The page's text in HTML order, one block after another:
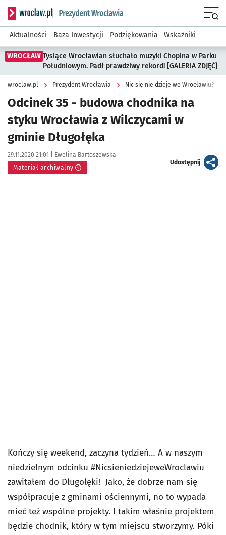
Serwis informacyjny wroclaw.pl podserwis: Prezydent
Aktualności Baza Inwestycji Podziękowania Wskaźniki
WROCŁAW Tysiące Wrocławian słuchało muzyki Chopina w Parku
Południowym. Padł prawdziwy rekord! [GALERIA ZDJĘĆ}
wroclaw.pl Prezydent Wrocławia Nic się nie dzieje we Wrocławiu?
Odcinek 35 - budowa chodnika na
styku Wrocławia z Wilczycami w
gminie Długołęka
Data publikacji:
29.11.2020 21:01 | Autor:
Ewelina Bartoszewska
Materiał archiwalny
Udostępnijartykuł
Kończy się weekend, zaczyna tydzień… A w naszym
niedzielnym odcinku #NicsieniedziejeweWroclawiu
zawitałem do Długołęki! Jako, że dobrze nam się
współpracuje z gminami ościennymi, no to wypada
mieć też wspólne projekty. I takim właśnie projektem
będzie chodnik, który w tym miejscu stworzymy. Póki